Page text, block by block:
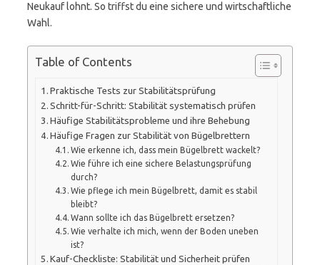
Neukauf lohnt. So triffst du eine sichere und wirtschaftliche
Wahl.
Table of Contents
Praktische Tests zur Stabilitätsprüfung
Schritt-für-Schritt: Stabilität systematisch prüfen
Häufige Stabilitätsprobleme und ihre Behebung
Häufige Fragen zur Stabilität von Bügelbrettern
Wie erkenne ich, dass mein Bügelbrett wackelt?
Wie führe ich eine sichere Belastungsprüfung
durch?
Wie pflege ich mein Bügelbrett, damit es stabil
bleibt?
Wann sollte ich das Bügelbrett ersetzen?
Wie verhalte ich mich, wenn der Boden uneben
ist?
Kauf-Checkliste: Stabilität und Sicherheit prüfen